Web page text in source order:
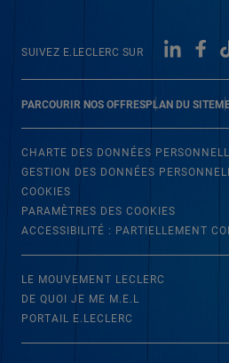
PARCOURIR NOS OFFRESPLAN DU SITE
SUIVEZ E.LECLERC SUR
CHARTE DES DONNÉES
GESTION DES DONNÉES
COOKIES
PARAMÈTRES DES COOKIES
ACCESSIBILITÉ : PARTIELLEMENT
LE MOUVEMENT LECLERC
DE QUOI JE ME M.E.L
PORTAIL E.LECLERC